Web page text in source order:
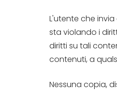
L'utente che
sta violando i
diritti su tali
contenuti, a
Nessuna copia,